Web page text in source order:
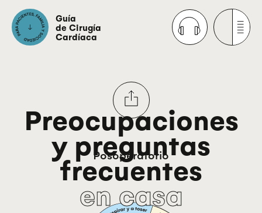
Guía
de Cirugía
Cardíaca
Posoperatorio
Preocupaciones
y preguntas
frecuentes
en casa